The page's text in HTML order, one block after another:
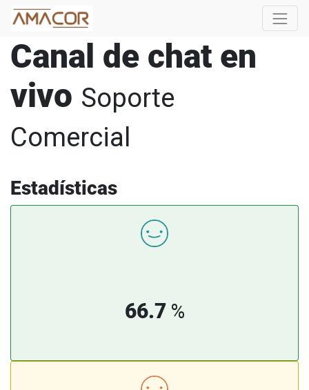
Canal de chat en
vivo Soporte
Comercial
Estadísticas
66.7 %